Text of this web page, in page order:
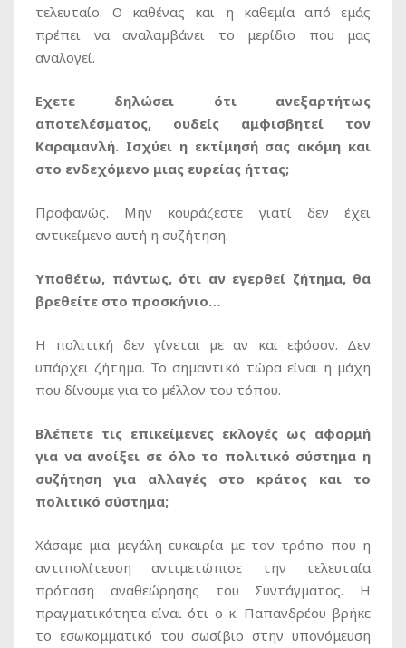
τελευταίο. Ο καθένας και η καθεμία από εμάς
πρέπει να αναλαμβάνει το μερίδιο που μας
αναλογεί.
Εχετε δηλώσει ότι ανεξαρτήτως
αποτελέσματος, ουδείς αμφισβητεί τον
Καραμανλή. Ισχύει η εκτίμησή σας ακόμη και
στο ενδεχόμενο μιας ευρείας ήττας;
Προφανώς. Μην κουράζεστε γιατί δεν έχει
αντικείμενο αυτή η συζήτηση.
Υποθέτω, πάντως, ότι αν εγερθεί ζήτημα, θα
βρεθείτε στο προσκήνιο…
Η πολιτική δεν γίνεται με αν και εφόσον. Δεν
υπάρχει ζήτημα. Το σημαντικό τώρα είναι η μάχη
που δίνουμε για το μέλλον του τόπου.
Βλέπετε τις επικείμενες εκλογές ως αφορμή
για να ανοίξει σε όλο το πολιτικό σύστημα η
συζήτηση για αλλαγές στο κράτος και το
πολιτικό σύστημα;
Χάσαμε μια μεγάλη ευκαιρία με τον τρόπο που η
αντιπολίτευση αντιμετώπισε την τελευταία
πρόταση αναθεώρησης του Συντάγματος. Η
πραγματικότητα είναι ότι ο κ. Παπανδρέου βρήκε
το εσωκομματικό του σωσίβιο στην υπονόμευση